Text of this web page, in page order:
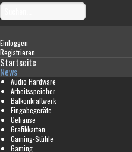
Einloggen
Registrieren
Startseite
News
Audio Hardware
Arbeitsspeicher
Balkonkraftwerk
Eingabegeräte
Gehäuse
Grafikkarten
Gaming-Stühle
Gaming